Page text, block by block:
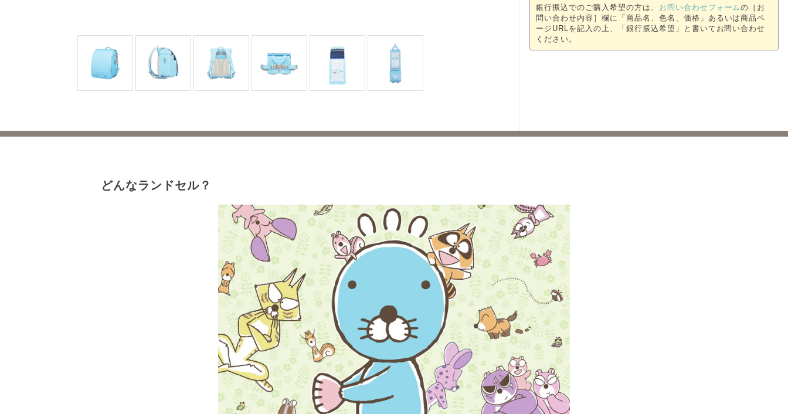
銀行振込でのご購入希望の方は、 お問い合わせフォームの［お
問い合わせ内容］欄に「商品名、色名、価格」あるいは商品ペ
ージURLを記入の上、「銀行振込希望」と書いてお問い合わせ
ください。
どんなランドセル？